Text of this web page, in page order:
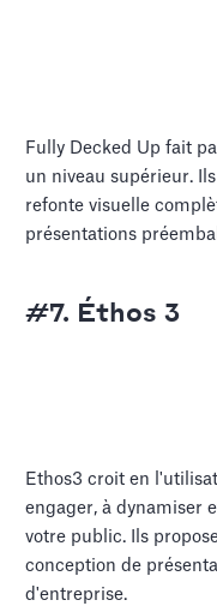
Fully Decked Up fait
un niveau supérieur.
refonte visuelle
présentations
#7. Éthos 3
Ethos3 croit en
engager, à dynamiser
votre public. Ils
conception de
d'entreprise.